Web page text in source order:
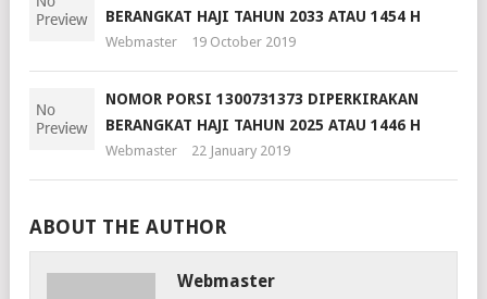
BERANGKAT HAJI TAHUN 2033 ATAU 1454 H
Webmaster 19 October 2019
NOMOR PORSI 1300731373 DIPERKIRAKAN
BERANGKAT HAJI TAHUN 2025 ATAU 1446 H
Webmaster 22 January 2019
ABOUT THE AUTHOR
Webmaster